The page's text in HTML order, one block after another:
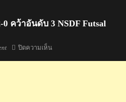
คว้าอันดับ 3 NSDF Futsal
ปิดความเห็นบน